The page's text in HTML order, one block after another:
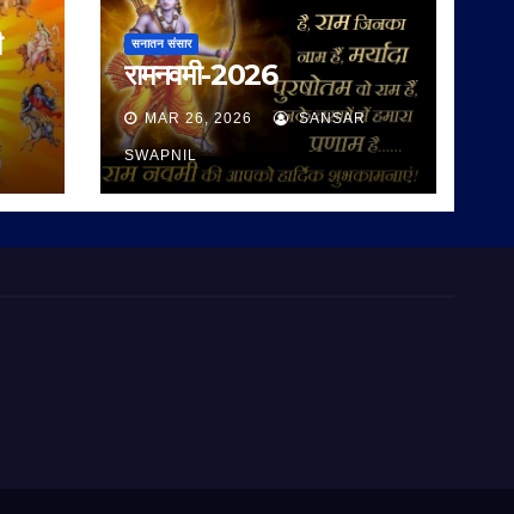
सनातन संसार
रामनवमी-2026
MAR 26, 2026 SANSAR
SWAPNIL